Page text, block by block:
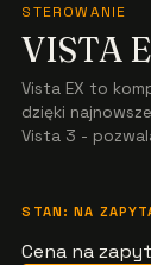
STEROWANIE
VISTA
Vista EX to
dzięki
Vista 3 -
STAN: NA
Cena na